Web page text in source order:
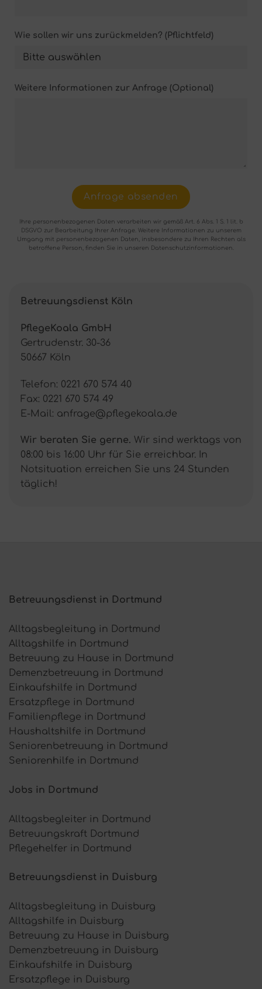
Wie sollen wir uns zurückmelden? (Pflichtfeld)
Weitere Informationen zur Anfrage (Optional)
this
field
empty.
Ihre personenbezogenen Daten verarbeiten wir gemäß Art. 6 Abs. 1 S. 1 lit. b
DSGVO zur Bearbeitung Ihrer Anfrage. Weitere Informationen zu unserem
Umgang mit personenbezogenen Daten, insbesondere zu Ihren Rechten als
betroffene Person, finden Sie in unseren Datenschutzinformationen.
Betreuungsdienst Köln
PflegeKoala GmbH
Gertrudenstr. 30-36
50667 Köln
Telefon: 0221 670 574 40
Fax: 0221 670 574 49
E-Mail: anfrage@pflegekoala.de
Wir beraten Sie gerne. Wir sind werktags von
08:00 bis 16:00 Uhr für Sie erreichbar. In
Notsituation erreichen Sie uns 24 Stunden
täglich!
Betreuungsdienst in Dortmund
Alltagsbegleitung in Dortmund
Alltagshilfe in Dortmund
Betreuung zu Hause in Dortmund
Demenzbetreuung in Dortmund
Einkaufshilfe in Dortmund
Ersatzpflege in Dortmund
Familienpflege in Dortmund
Haushaltshilfe in Dortmund
Seniorenbetreuung in Dortmund
Seniorenhilfe in Dortmund
Jobs in Dortmund
Alltagsbegleiter in Dortmund
Betreuungskraft Dortmund
Pflegehelfer in Dortmund
Betreuungsdienst in Duisburg
Alltagsbegleitung in Duisburg
Alltagshilfe in Duisburg
Betreuung zu Hause in Duisburg
Demenzbetreuung in Duisburg
Einkaufshilfe in Duisburg
Ersatzpflege in Duisburg